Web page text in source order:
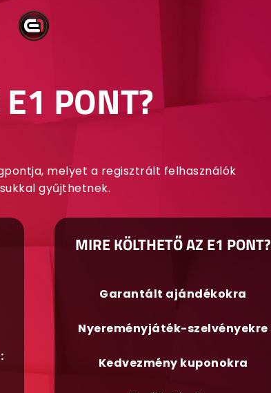
PONT?
melyet a regisztrált felhasználók
gyűjthetnek.
MIRE KÖLTHETŐ AZ E1 PONT?
Garantált ajándékokra
Nyereményjáték-szelvényekre
Kedvezmény kuponokra